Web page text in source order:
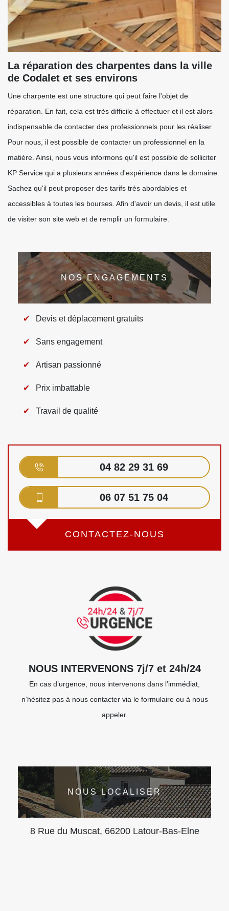
La réparation des charpentes dans la ville
de Codalet et ses environs
Une charpente est une structure qui peut faire l'objet de
réparation. En fait, cela est très difficile à effectuer et il est alors
indispensable de contacter des professionnels pour les réaliser.
Pour nous, il est possible de contacter un professionnel en la
matière. Ainsi, nous vous informons qu'il est possible de solliciter
KP Service qui a plusieurs années d'expérience dans le domaine.
Sachez qu'il peut proposer des tarifs très abordables et
accessibles à toutes les bourses. Afin d'avoir un devis, il est utile
de visiter son site web et de remplir un formulaire.
NOS ENGAGEMENTS
Devis et déplacement gratuits
Sans engagement
Artisan passionné
Prix imbattable
Travail de qualité
04 82 29 31 69
06 07 51 75 04
CONTACTEZ-NOUS
NOUS INTERVENONS 7j/7 et 24h/24
En cas d’urgence, nous intervenons dans l’immédiat,
n’hésitez pas à nous contacter via le formulaire ou à nous
appeler.
NOUS LOCALISER
8 Rue du Muscat, 66200 Latour-Bas-Elne